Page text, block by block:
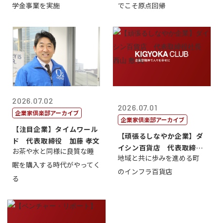
学金事業を実施
でこそ原点回帰
2026.07.02
企業家倶楽部アーカイブ
【注目企業】タイムワール
ド 代表取締役 加藤 孝文
お茶や水と同様に良質な睡
眠を購入する時代がやってく
る
2026.07.01
企業家倶楽部アーカイブ
【頑張るしなやか企業】ダ
イシン百貨店 代表取締役
社長 西山 ...
地域と共に歩みを進める町
のインフラ百貨店